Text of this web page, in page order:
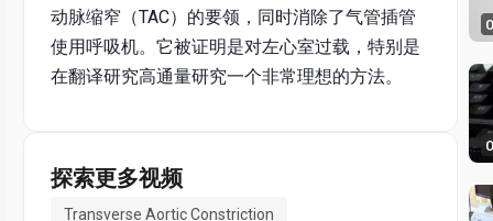
动脉缩窄（TAC）的要领，同时消除了气管插管
使用呼吸机。它被证明是对左心室过载，特别是
在翻译研究高通量研究一个非常理想的方法。
探索更多视频
Transverse Aortic Constriction